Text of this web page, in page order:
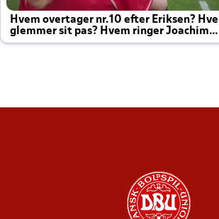
Hvem overtager nr.10 efter Eriksen?
glemmer sit pas? Hvem ringer Joachim
altid til efter kampe?